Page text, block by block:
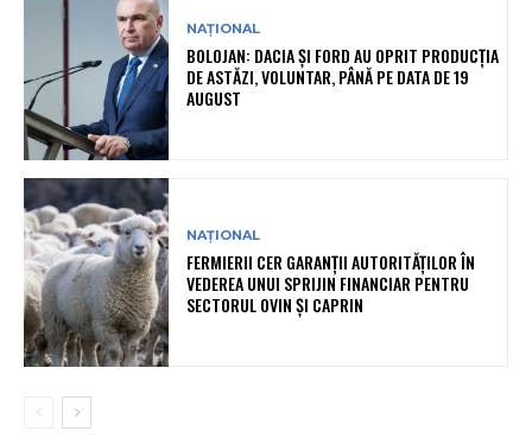
NAȚIONAL
BOLOJAN: DACIA ȘI FORD AU OPRIT PRODUCȚIA
DE ASTĂZI, VOLUNTAR, PÂNĂ PE DATA DE 19
AUGUST
NAȚIONAL
FERMIERII CER GARANȚII AUTORITĂȚILOR ÎN
VEDEREA UNUI SPRIJIN FINANCIAR PENTRU
SECTORUL OVIN ȘI CAPRIN